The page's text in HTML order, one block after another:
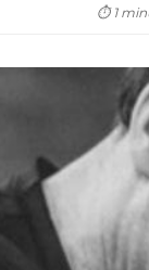
⏱ 1